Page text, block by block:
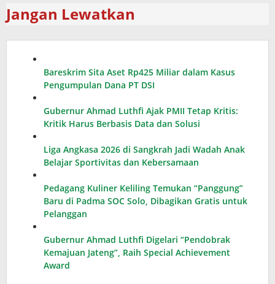
Jangan Lewatkan
Bareskrim Sita Aset Rp425 Miliar dalam Kasus
Pengumpulan Dana PT DSI
Gubernur Ahmad Luthfi Ajak PMII Tetap Kritis:
Kritik Harus Berbasis Data dan Solusi
Liga Angkasa 2026 di Sangkrah Jadi Wadah Anak
Belajar Sportivitas dan Kebersamaan
Pedagang Kuliner Keliling Temukan “Panggung”
Baru di Padma SOC Solo, Dibagikan Gratis untuk
Pelanggan
Gubernur Ahmad Luthfi Digelari “Pendobrak
Kemajuan Jateng”, Raih Special Achievement
Award